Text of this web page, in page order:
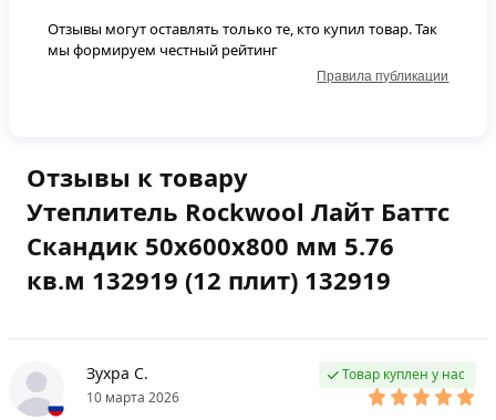
Отзывы к товару
Утеплитель Rockwool Лайт Баттс
Скандик 50х600х800 мм 5.76
кв.м 132919 (12 плит) 132919
Зухра С.
10 марта 2026
Товар куплен у нас
Отзывы могут оставлять только те, кто купил товар. Так
мы формируем честный рейтинг
Правила публикации